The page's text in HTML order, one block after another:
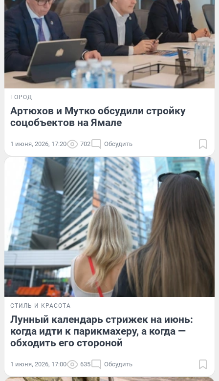
ГОРОД
Артюхов и Мутко обсудили стройку
соцобъектов на Ямале
1 июня, 2026, 17:20 702 Обсудить
СТИЛЬ И КРАСОТА
Лунный календарь стрижек на июнь:
когда идти к парикмахеру, а когда —
обходить его стороной
1 июня, 2026, 17:00 635 Обсудить